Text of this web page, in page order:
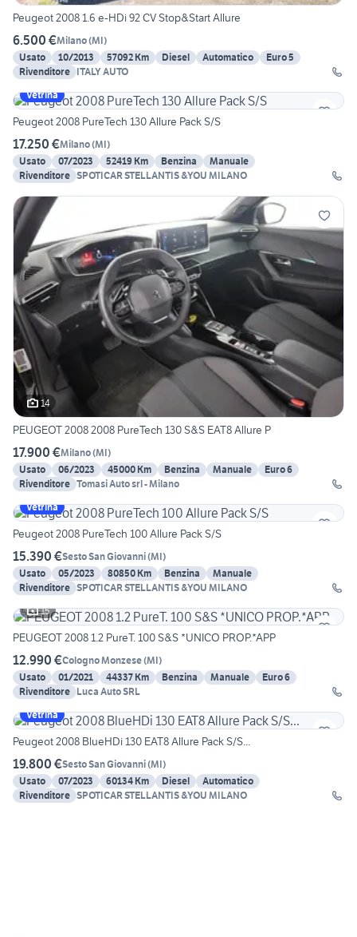
Peugeot 2008 1.6 e-HDi 92 CV Stop&Start Allure
6.500 €Milano(MI)
Usato
10/2013 57092 Km Diesel Automatico
Euro 5
Rivenditore ITALY AUTO
Vetrina
Peugeot 2008 PureTech 130 Allure Pack S/S
17.250 €Milano(MI)
Usato
07/2023 52419 Km Benzina
Manuale
Rivenditore SPOTICAR STELLANTIS &YOU MILANO
14
PEUGEOT 2008 2008 PureTech 130 S&S EAT8 Allure P
17.900 €Milano(MI)
Usato
06/2023 45000 Km Benzina Manuale
Euro 6
Rivenditore Tomasi Auto srl - Milano
Vetrina
Peugeot 2008 PureTech 100 Allure Pack S/S
15.390 €Sesto San Giovanni(MI)
Usato
05/2023 80850 Km Benzina
Manuale
Rivenditore SPOTICAR STELLANTIS &YOU MILANO
15
PEUGEOT 2008 1.2 PureT. 100 S&S *UNICO PROP.*APP
12.990 €Cologno Monzese(MI)
Usato
01/2021 44337 Km Benzina Manuale
Euro 6
Rivenditore Luca Auto SRL
Vetrina
Peugeot 2008 BlueHDi 130 EAT8 Allure Pack S/S...
19.800 €Sesto San Giovanni(MI)
Usato
07/2023 60134 Km Diesel
Automatico
Rivenditore SPOTICAR STELLANTIS &YOU MILANO